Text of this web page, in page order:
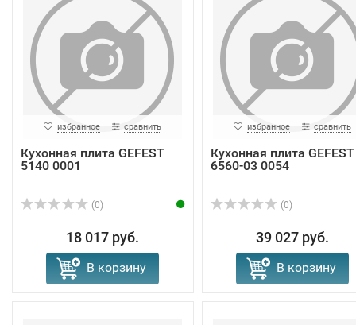
избранное сравнить
Кухонная плита GEFEST
5140 0001
(0)
18 017 руб.
В корзину
избранное сравнить
Кухонная плита GEFEST
6560-03 0054
(0)
39 027 руб.
В корзину